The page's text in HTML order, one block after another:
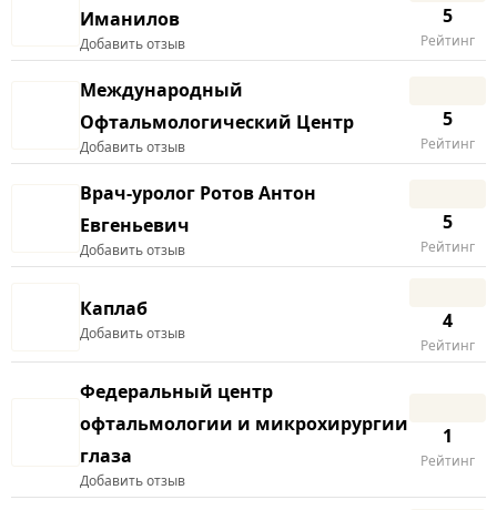
Иманилов
Добавить отзыв
5
Рейтинг
Международный
Офтальмологический Центр
Добавить отзыв
5
Рейтинг
Врач-уролог Ротов Антон
Евгеньевич
Добавить отзыв
5
Рейтинг
Каплаб
Добавить отзыв
4
Рейтинг
Федеральный центр
офтальмологии и микрохирургии
глаза
Добавить отзыв
1
Рейтинг